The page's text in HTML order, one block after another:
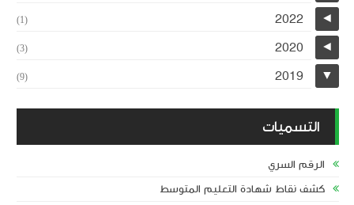
◄
2022
(1)
◄
2020
(3)
▼
2019
(9)
التسميات
الرقم السري
كشف نقاط شهادة التعليم المتوسط